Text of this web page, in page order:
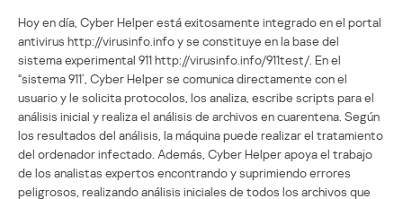
Hoy en día, Cyber Helper está exitosamente integrado en el portal
antivirus http://virusinfo.info y se constituye en la base del
sistema experimental 911 http://virusinfo.info/911test/. En el
“sistema 911’, Cyber Helper se comunica directamente con el
usuario y le solicita protocolos, los analiza, escribe scripts para el
análisis inicial y realiza el análisis de archivos en cuarentena. Según
los resultados del análisis, la máquina puede realizar el tratamiento
del ordenador infectado. Además, Cyber Helper apoya el trabajo
de los analistas expertos encontrando y suprimiendo errores
peligrosos, realizando análisis iniciales de todos los archivos que